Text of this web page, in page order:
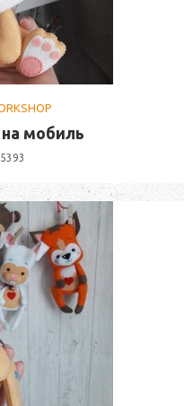
мобиль